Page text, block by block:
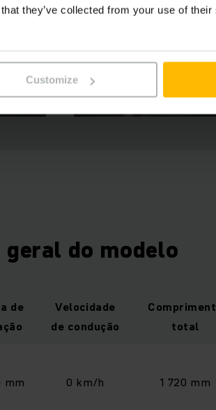
they’ve collected from your use of
Customize
do modelo
de
Velocidade
de condução
total
mm 0 km/h 1 720 mm